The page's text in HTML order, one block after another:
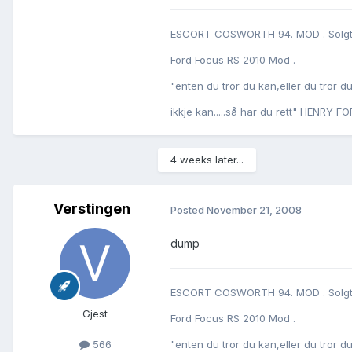
ESCORT COSWORTH 94. MOD . Solgt
Ford Focus RS 2010 Mod .
"enten du tror du kan,eller du tror du
ikkje kan.....så har du rett" HENRY
4 weeks later...
Verstingen
Gjest
566
Posted November 21, 2008
dump
ESCORT COSWORTH 94. MOD . Solgt
Ford Focus RS 2010 Mod .
"enten du tror du kan,eller du tror du